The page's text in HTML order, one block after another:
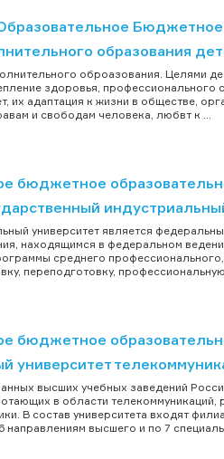
образования
оброазования. Целями
здоровья,
их адаптация к жизни в обществе,
и свободам человека, любвт к ...
бюджетное
университет является
находящимся в федеральном
среднего
переподготовку, профессиональную
бюджетное
университет
высших учебных заведений
в области
В состав университета входят
направлениям высшего и по 7